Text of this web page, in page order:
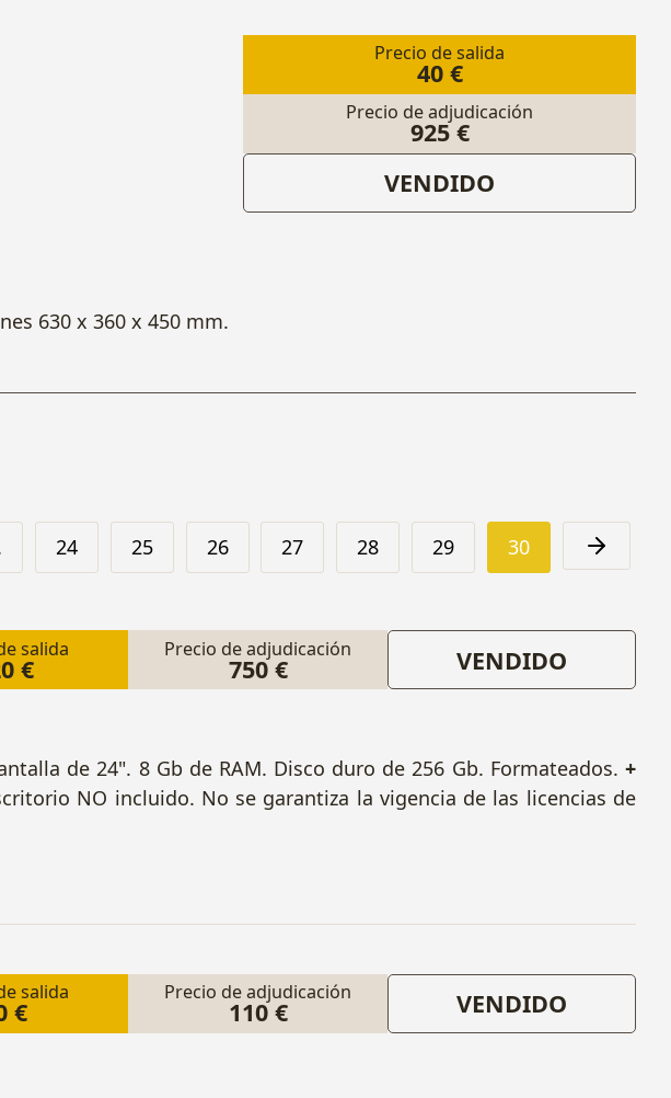
Precio de salida
40 €
Precio de adjudicación
925 €
VENDIDO
630 x 360 x 450 mm.
24 25 26 27 28 29 30
salida
€
Precio de adjudicación
750 € VENDIDO
de 24". 8 Gb de RAM. Disco duro de 256 Gb. Formateados. +
NO incluido. No se garantiza la vigencia de las licencias de
salida
€
Precio de adjudicación
110 € VENDIDO